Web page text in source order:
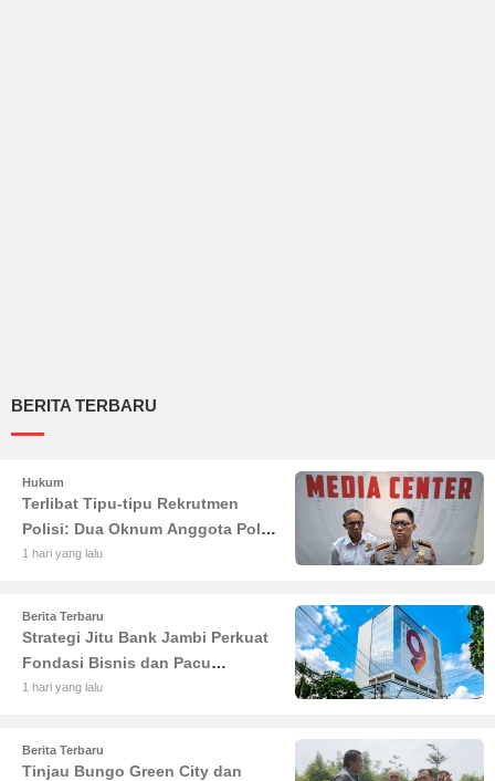
BERITA TERBARU
Hukum
Terlibat Tipu-tipu Rekrutmen
Polisi: Dua Oknum Anggota Polda
Jambi Diciduk Propam
1 hari yang lalu
Berita Terbaru
Strategi Jitu Bank Jambi Perkuat
Fondasi Bisnis dan Pacu
Pertumbuhan Ekonomi Jambi
1 hari yang lalu
Berita Terbaru
Tinjau Bungo Green City dan